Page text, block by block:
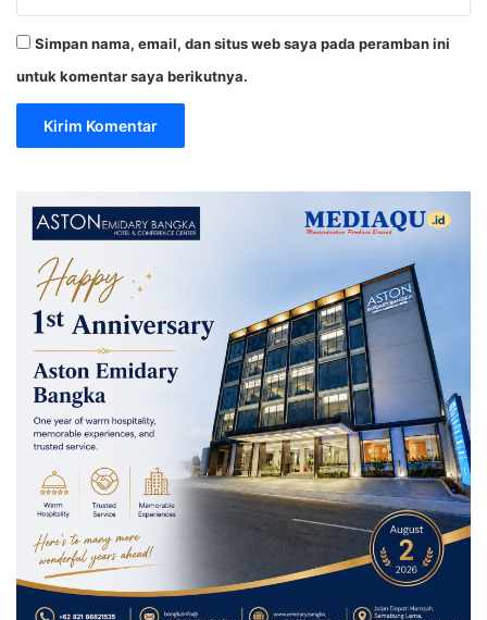
Simpan nama, email, dan situs web saya pada peramban ini
untuk komentar saya berikutnya.